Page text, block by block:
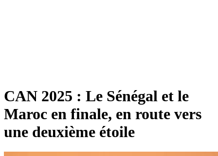
CAN 2025 : Le Sénégal et le
Maroc en finale, en route vers
une deuxième étoile